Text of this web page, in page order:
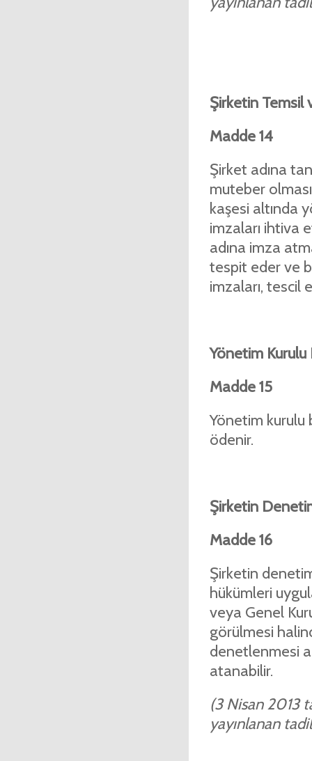
Şirketin Temsil
Madde 14
Şirket adına
muteber
kaşesi altında
imzaları ihtiva
adına imza
tespit eder ve
imzaları, tescil
Yönetim Kurulu
Madde 15
Yönetim kurulu
ödenir.
Şirketin
Madde 16
Şirketin
hükümleri
veya Genel
görülmesi
denetlenmesi
atanabilir.
(3 Nisan 2013
yayınlanan